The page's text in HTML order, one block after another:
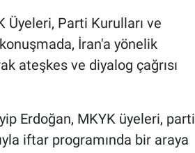
Üyeleri, Parti Kurulları ve
İran'a yönelik
ateşkes ve diyalog çağrısı
Erdoğan, MKYK üyeleri, parti
iftar programında bir araya